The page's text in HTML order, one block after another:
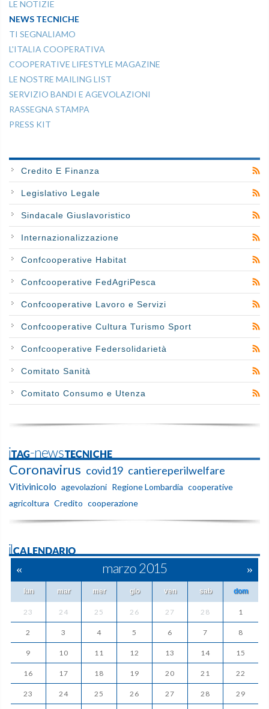
LE NOTIZIE
NEWS TECNICHE
TI SEGNALIAMO
L'ITALIA COOPERATIVA
COOPERATIVE LIFESTYLE MAGAZINE
LE NOSTRE MAILING LIST
SERVIZIO BANDI E AGEVOLAZIONI
RASSEGNA STAMPA
PRESS KIT
Credito E Finanza
Legislativo Legale
Sindacale Giuslavoristico
Internazionalizzazione
Confcooperative Habitat
Confcooperative FedAgriPesca
Confcooperative Lavoro e Servizi
Confcooperative Cultura Turismo Sport
Confcooperative Federsolidarietà
Comitato Sanità
Comitato Consumo e Utenza
iTAG-newsTECNICHE
Coronavirus covid19 cantiereperilwelfare
Vitivinicolo agevolazioni Regione Lombardia cooperative
agricoltura Credito cooperazione
ilCALENDARIO
« marzo 2015 »
lun mar mer gio ven sab dom
23 24 25 26 27 28 1
2 3 4 5 6 7 8
9 10 11 12 13 14 15
16 17 18 19 20 21 22
23 24 25 26 27 28 29